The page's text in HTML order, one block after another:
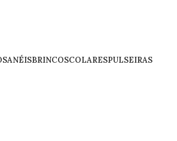
ANÉISBRINCOSCOLARESPULSEIRAS